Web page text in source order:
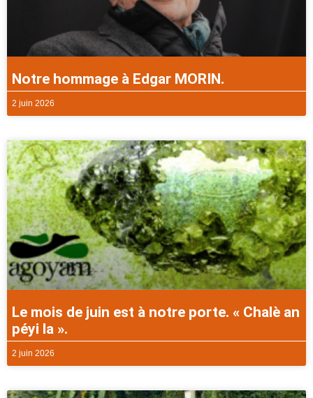
Notre hommage à Edgar MORIN.
2 juin 2026
Le mois de juin est à notre porte. « Chalè an
péyi la ».
2 juin 2026